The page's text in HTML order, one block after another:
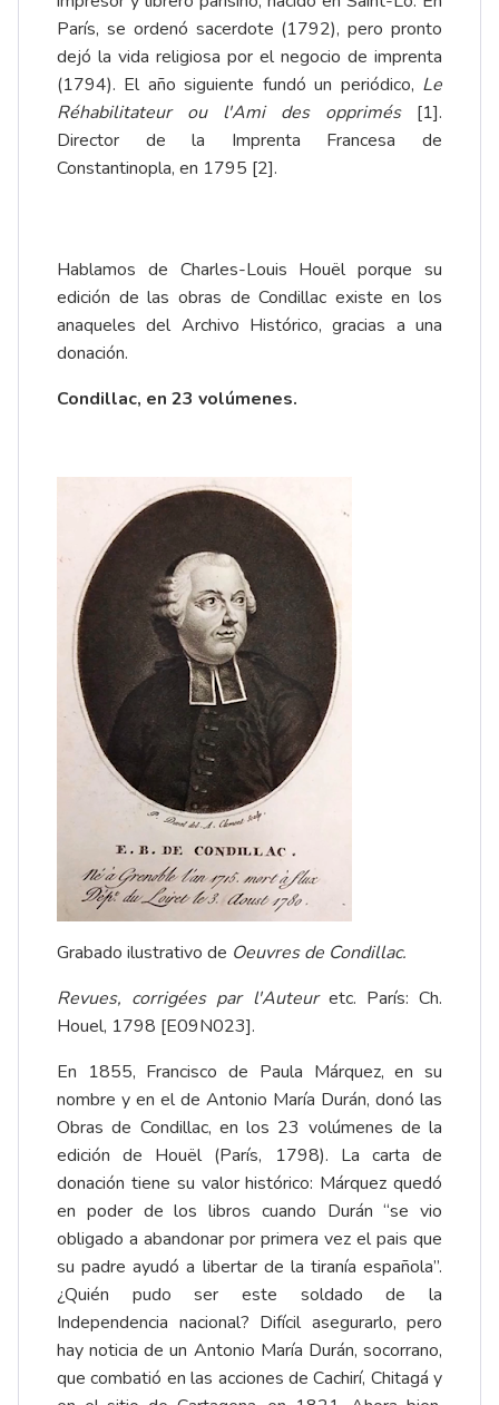
París, se ordenó sacerdote (1792), pero pronto
dejó la vida religiosa por el negocio de imprenta
(1794). El año siguiente fundó un periódico, Le
Réhabilitateur ou l'Ami des opprimés[1].
Director de la Imprenta Francesa de
Constantinopla, en 1795 [2].
Hablamos de Charles-Louis Houël porque su
edición de las obras de Condillac existe en los
anaqueles del Archivo Histórico, gracias a una
donación.
Condillac, en 23 volúmenes.
Grabado ilustrativo de Oeuvres de Condillac.
Revues, corrigées par l'Auteur etc. París: Ch.
Houel, 1798 [E09N023].
En 1855, Francisco de Paula Márquez, en su
nombre y en el de Antonio María Durán, donó las
Obras de Condillac, en los 23 volúmenes de la
edición de Houël (París, 1798). La carta de
donación tiene su valor histórico: Márquez quedó
en poder de los libros cuando Durán “se vio
obligado a abandonar por primera vez el pais que
su padre ayudó a libertar de la tiranía española”.
¿Quién pudo ser este soldado de la
Independencia nacional? Difícil asegurarlo, pero
hay noticia de un Antonio María Durán, socorrano,
que combatió en las acciones de Cachirí, Chitagá y